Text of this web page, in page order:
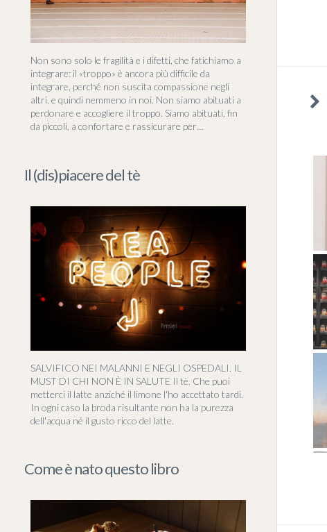
Non sono solo le fragilità e i difetti, che fatichiamo a
integrare: il «troppo» è ancora più difficile da
integrare, perché non suscita compassione negli
altri, e quindi nemmeno in noi. Non siamo abituati a
perdonare e accogliere il troppo. Siamo abituati, fin
da piccoli, a confortare e rassicurare per…
Il (dis)piacere del tè
SALVIFICO NEI MALANNI E NEGLI OSPEDALI. IL
MUST DI CHI NON È IN SALUTE Il tè. Che puoi
metterci il latte anziché il limone l'ho accettato tardi.
In ogni caso la broda risultante non ha la purezza
dell'acqua né il gusto ricco del latte.
Come è nato questo libro